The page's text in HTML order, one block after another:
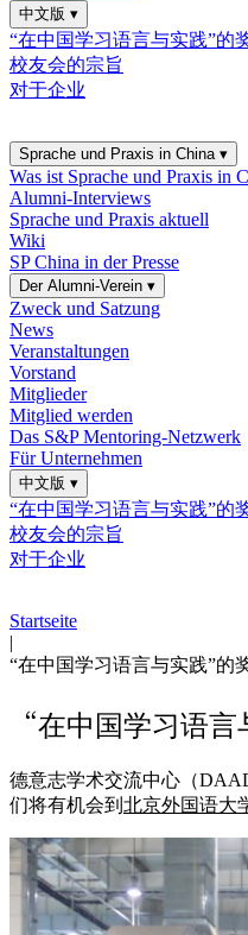
中文版 ▾
“在中国学习语言与实践”的
校友会的宗旨
对于企业
Sprache und Praxis in China ▾
Was ist Sprache und Praxis in
Alumni-Interviews
Sprache und Praxis aktuell
Wiki
SP China in der Presse
Der Alumni-Verein ▾
Zweck und Satzung
News
Veranstaltungen
Vorstand
Mitglieder
Mitglied werden
Das S&P Mentoring-Netzwerk
Für Unternehmen
中文版 ▾
“在中国学习语言与实践”的
校友会的宗旨
对于企业
Startseite
|
“在中国学习语言与实践”的
“在中国学习语
德意志学术交流中心（
们将有机会到 北京外国语大